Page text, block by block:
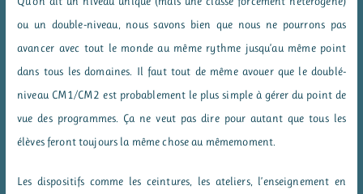
ou un double-niveau, nous savons bien que nous ne pourrons pas
avancer avec tout le monde au même rythme jusqu’au même point
dans tous les domaines. Il faut tout de même avouer que le doublé-
niveau CM1/CM2 est probablement le plus simple à gérer du point de
vue des programmes. Ça ne veut pas dire pour autant que tous les
élèves feront toujours la même chose au mêmemoment.
Les dispositifs comme les ceintures, les ateliers, l’enseignement en